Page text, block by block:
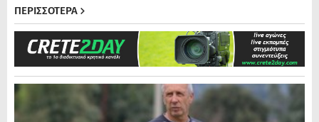
ΠΕΡΙΣΣΟΤΕΡΑ